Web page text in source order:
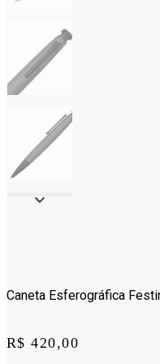
Caneta Esferográfica
Price:
R$ 420,00